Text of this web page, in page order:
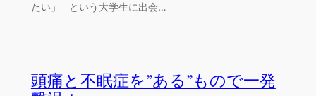
たい」 という大学生に出会…
頭痛と不眠症を”ある”もので一発